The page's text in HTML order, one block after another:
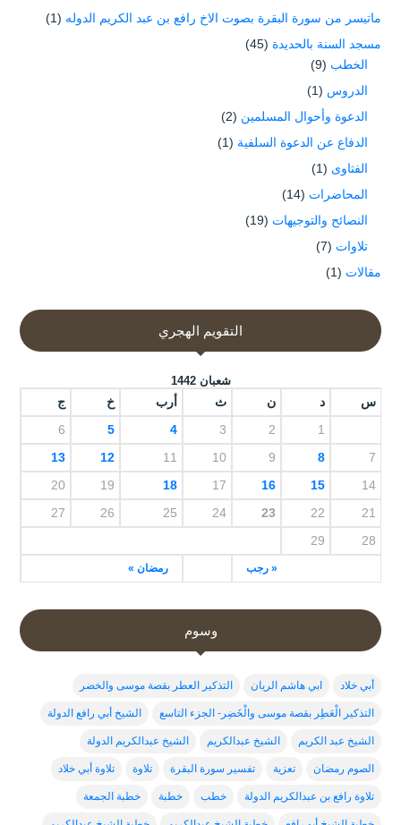
ماتيسر من سورة البقرة بصوت الاخ رافع بن عبد الكريم الدوله (1)
مسجد السنة بالحديدة (45)
الخطب (9)
الدروس (1)
الدعوة وأحوال المسلمين (2)
الدفاع عن الدعوة السلفية (1)
الفتاوى (1)
المحاضرات (14)
النصائح والتوجيهات (19)
تلاوات (7)
مقالات (1)
التقويم الهجري
شعبان 1442
س د ن ث أرب خ ج
« رجب رمضان »
1
2
3
4
5
6
7
8
9
10
11
12
13
14
15
16
17
18
19
20
21
22
23
24
25
26
27
28
29
وسوم
أبي خلاد ابي هاشم الريان التذكير العطر بقصة موسى والخضر
التذكير الْعَطِر بقصة موسى والْخَضِر- الجزء التاسع الشيخ أبي رافع الدولة
الشيخ عبد الكريم الشيخ عبدالكريم الشيخ عبدالكريم الدولة
الصوم رمضان تعزية تفسير سورة البقرة تلاوة تلاوة أبي خلاد
تلاوة رافع بن عبدالكريم الدولة خطب خطبة خطبة الجمعة